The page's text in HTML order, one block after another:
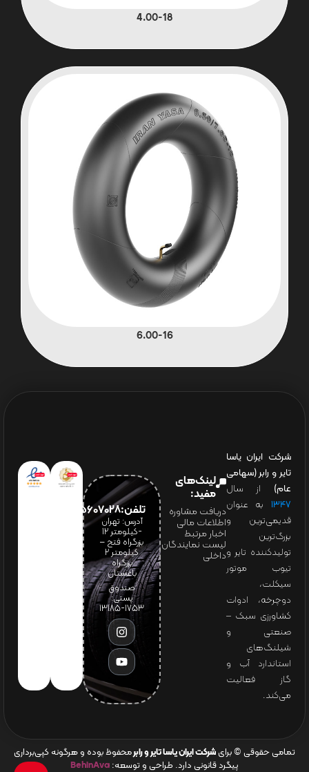
4.00-18
6.00-16
شرکت ایران یاسا
تایر و رابر (سهامی
عام) از سال
۱۳۴۷ به عنوان
قدیمی‌ترین و
بزرگ‌ترین
تولیدکننده تایر و
تیوب موتور
سیکلت،
دوچرخه، ادوات
کشاورزی سبک –
صنعتی و
شیلنگ‌های
استاندارد آب و
گاز فعالیت
می‌کند.
لینک‌های
مفید:
دریافت مشاوره
اطلاعات مالی
اخبار مرتبط
لیست نمایندگان
داخلی
تلفن:65607028(021)
آدرس: تهران
-کیلومتر 12
بزرگراه فتح –
کیلومتر ۲
بزرگراه
باغستان
صندوق
پستی:
1753-13185
تمامی حقوقی © برای شرکت ایران یاسا تایر و رابرمحفوظ بوده و هرگونه کپی‌برداری
پیگرد قانونی دارد. طراحی و توسعه: BehinAva